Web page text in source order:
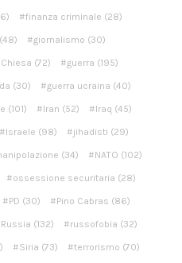
finanza criminale (28)
(48) giornalismo (30)
(72) guerra (195)
(30) guerra ucraina (40)
(101) Iran (52) Iraq (45)
Israele (98) jihadisti (29)
(34) NATO (102)
ossessione securitaria (28)
PD (30) Pino Cabras (86)
Russia (132) russofobia (32)
Siria (73) terrorismo (70)